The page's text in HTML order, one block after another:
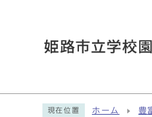
現在位置 ホーム 豊